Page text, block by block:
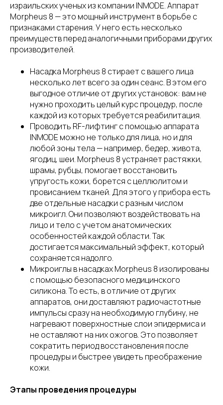
израильских ученых из компании INMODE. Аппарат
Morpheus 8 — это мощный инструмент в борьбе с
признаками старения. У него есть несколько
преимуществ перед аналогичными приборами других
производителей.
Насадка Morpheus 8 стирает с вашего лица
несколько лет всего за один сеанс. В этом его
выгодное отличие от других установок: вам не
нужно проходить целый курс процедур, после
каждой из которых требуется реабилитация.
Проводить RF-лифтинг с помощью аппарата
INMODE можно не только для лица, но и для
любой зоны тела — например, бедер, живота,
ягодиц, шеи. Morpheus 8 устраняет растяжки,
шрамы, рубцы, помогает восстановить
упругость кожи, борется с целлюлитом и
провисанием тканей. Для этого у прибора есть
две отдельные насадки с разным числом
микроигл. Они позволяют воздействовать на
лицо и тело с учетом анатомических
особенностей каждой области. Так
достигается максимальный эффект, который
сохраняется надолго.
Микроиглы в насадках Morpheus 8 изолированы
с помощью безопасного медицинского
силикона. То есть, в отличие от других
аппаратов, они доставляют радиочастотные
импульсы сразу на необходимую глубину, не
нагревают поверхностные слои эпидермиса и
не оставляют на них ожогов. Это позволяет
сократить период восстановления после
процедуры и быстрее увидеть преображение
кожи.
Этапы проведения процедуры